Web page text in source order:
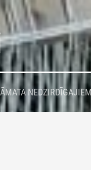
NEDZIRDĪGAJIEM